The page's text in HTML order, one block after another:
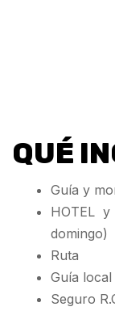
QUÉ
Guía y
HOTEL y
domingo)
Ruta
Guía local
Seguro